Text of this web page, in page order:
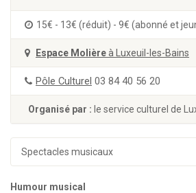
15€ - 13€ (réduit) - 9€ (abonné et
Espace Molièreà Luxeuil-les-Bains
Pôle Culturel 03 84 40 56 20
Organisé par : le service culturel de
Spectacles musicaux
Humour musical